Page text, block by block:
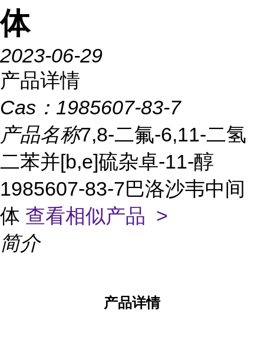
体
2023-06-29
产品详情
Cas： 1985607-83-7
产品名称7,8-二氟-6,11-二氢
二苯并[b,e]硫杂卓-11-醇
1985607-83-7巴洛沙韦中间
体 查看相似产品 >
简介
产品详情